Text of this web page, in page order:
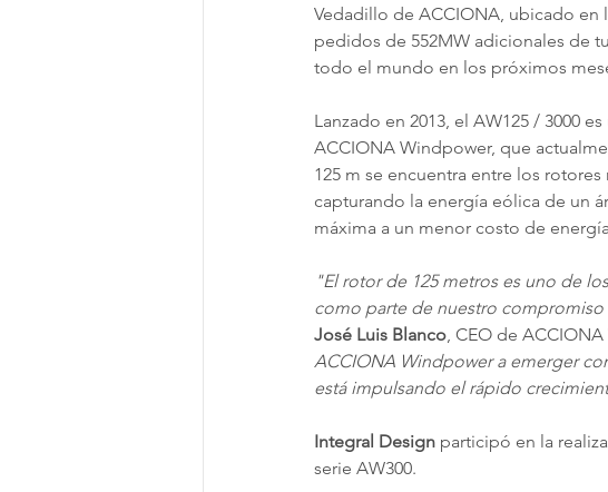
Vedadillo de ACCIONA, ubicado en
pedidos de 552MW adicionales de
todo el mundo en los próximos
Lanzado en 2013, el AW125 / 3000
ACCIONA Windpower, que
125 m se encuentra entre los
capturando la energía eólica de un
máxima a un menor costo de
"El rotor de 125 metros es uno de
como parte de nuestro
José Luis Blanco, CEO de
ACCIONA Windpower a emerger
está impulsando el rápido
Integral Design participó en la
serie AW300.